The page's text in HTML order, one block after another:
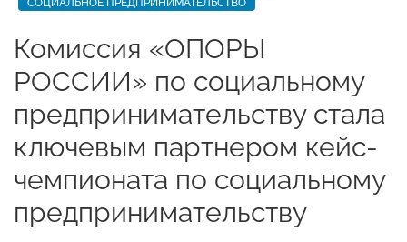
Комиссия «ОПОРЫ
РОССИИ» по социальному
предпринимательству стала
ключевым партнером кейс-
чемпионата по социальному
предпринимательству